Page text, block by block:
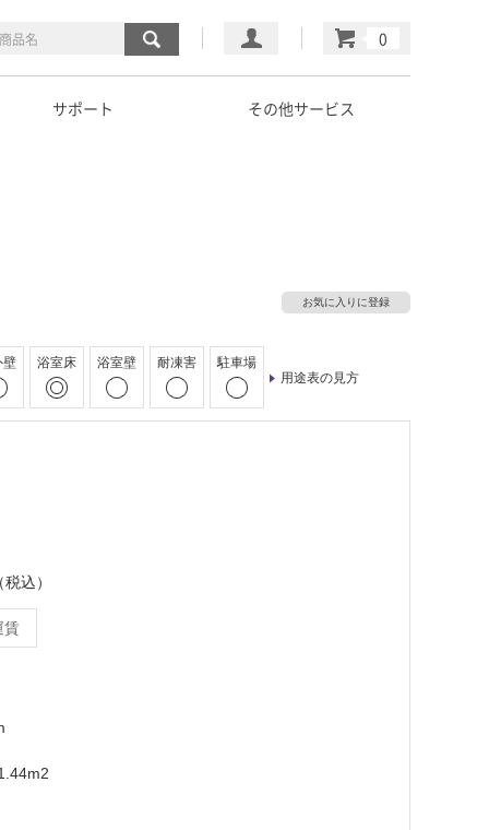
マイページ
カート
サポート その他サービス
お気に入りに登録
壁 浴室床 浴室壁 耐凍害
駐車場
用途表の見方
込）
賃